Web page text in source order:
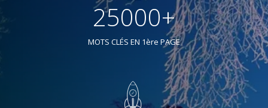
25000+
MOTS CLÉS EN 1ère PAGE